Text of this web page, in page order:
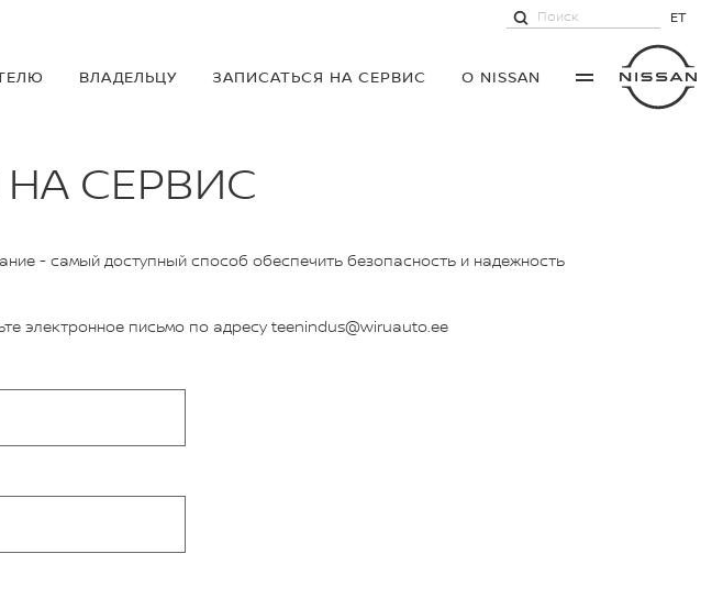
ВЛАДЕЛЬЦУ ЗАПИСАТЬСЯ НА СЕРВИС О NISSAN
ET
СЕРВИС
- самый доступный способ обеспечить безопасность и надежность
электронное письмо по адресу teenindus@wiruauto.ee